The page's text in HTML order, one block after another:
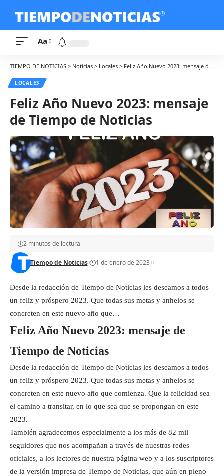
Aa
TIEMPO DE NOTICIAS > Noticias > Locales > Feliz Año Nuevo 2023: mensaje de Tiempo de Noticias
LOCALES
Feliz Año Nuevo 2023: mensaje
de Tiempo de Noticias
Tiempo de Noticias 1 de enero de 2023
2 minutos de lectura
Desde la redacción de Tiempo de Noticias les deseamos a todos
un feliz y próspero 2023. Que todas sus metas y anhelos se
concreten en este nuevo año que…
Feliz Año Nuevo 2023: mensaje de
Tiempo de Noticias
Desde la redacción de Tiempo de Noticias les deseamos a todos
un feliz y próspero 2023. Que todas sus metas y anhelos se
concreten en este nuevo año que comienza. Que la felicidad sea
el camino a transitar, en lo que sea que se propongan en este
2023.
También agradecemos especialmente a los más de 82 mil
seguidores que nos acompañan a través de nuestras redes
oficiales, a los lectores de nuestra página web y a los suscriptores
de la versión impresa de Tiempo de Noticias, que aún en pleno